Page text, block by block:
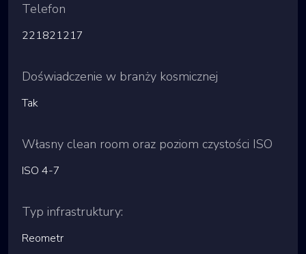
Telefon
221821217
Doświadczenie w branży kosmicznej
Tak
Własny clean room oraz poziom czystości ISO
ISO 4-7
Typ infrastruktury:
Reometr